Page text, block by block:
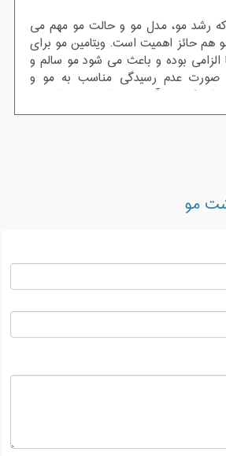
که رشد مو، مدل مو و حالت مو مهم می
هم حائز اهمیت است. ویتامین مو برای
الزامی بوده و باعث می شود مو سالم و
صورت عدم رسیدگی مناسب به مو و
های لازم به آن مو دچار ضعیف شدن ،
طاسی می شود که در این مرحله دیگر
مو